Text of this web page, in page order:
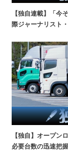
【独自連載】「
際ジャーナリスト
【独自】オープン
必要台数の迅速把